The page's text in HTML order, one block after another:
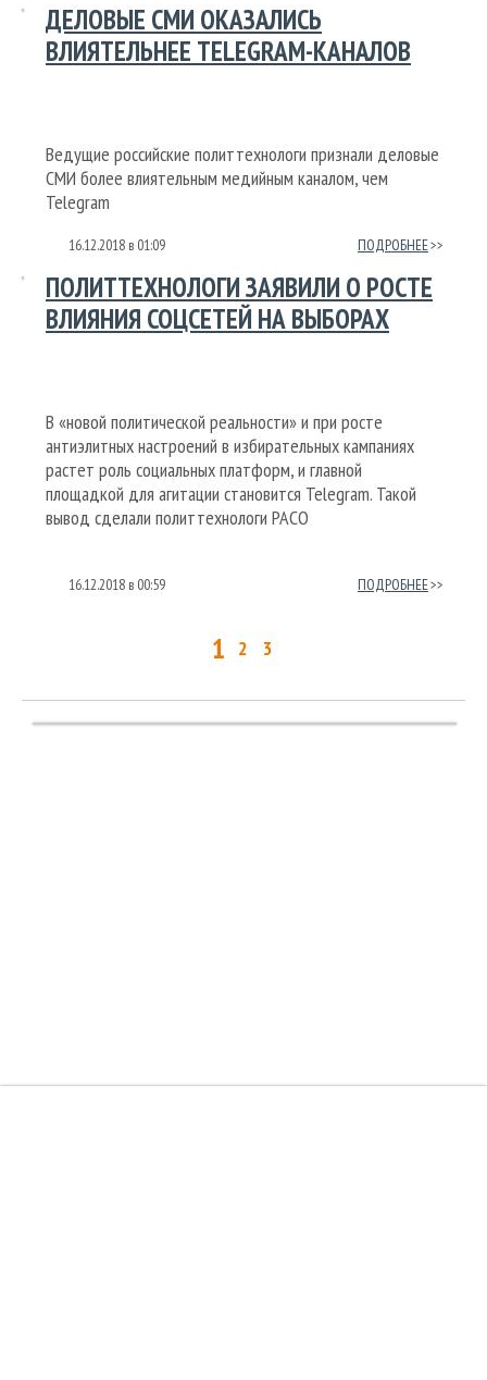
ДЕЛОВЫЕ СМИ ОКАЗАЛИСЬ
ВЛИЯТЕЛЬНЕЕ TELEGRAM-КАНАЛОВ
Ведущие российские политтехнологи признали деловые
СМИ более влиятельным медийным каналом, чем
Telegram
16.12.2018 в 01:09 ПОДРОБНЕЕ
ПОЛИТТЕХНОЛОГИ ЗАЯВИЛИ О РОСТЕ
ВЛИЯНИЯ СОЦСЕТЕЙ НА ВЫБОРАХ
В «новой политической реальности» и при росте
антиэлитных настроений в избирательных кампаниях
растет роль социальных платформ, и главной
площадкой для агитации становится Telegram. Такой
вывод сделали политтехнологи РАСО
16.12.2018 в 00:59 ПОДРОБНЕЕ
1 2 3